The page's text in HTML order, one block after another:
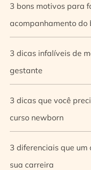
3 bons motivos para
acompanhamento do
3 dicas infalíveis de
gestante
3 dicas que você
curso newborn
3 diferenciais que
sua carreira